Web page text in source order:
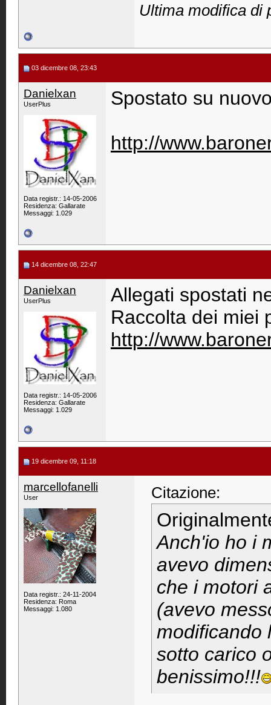
Ultima modifica di
03 dicembre 08, 23:43
Danielxan
UserPlus
Data registr.: 14-05-2006
Residenza: Gallarate
Messaggi: 1.029
Spostato su
http://
14 dicembre 08, 22:47
Danielxan
UserPlus
Data registr.: 14-05-2006
Residenza: Gallarate
Messaggi: 1.029
Allegati spostati
Raccolta dei miei
http://
19 dicembre 09, 11:18
marcellofanelli
User
Data registr.: 24-11-2004
Residenza: Roma
Messaggi: 1.080
Citazione:
Anch'io ho i
avevo
che i motori
(avevo
modificando
sotto carico
benissimo!!!